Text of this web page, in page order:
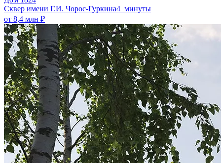
Сквер имени Г.И. Чорос-Гуркина4 минуты
от 8,4 млн ₽